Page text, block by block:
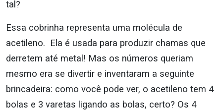
tal?
Essa cobrinha representa uma molécula de
acetileno. Ela é usada para produzir chamas que
derretem até metal! Mas os números queriam
mesmo era se divertir e inventaram a seguinte
brincadeira: como você pode ver, o acetileno tem 4
bolas e 3 varetas ligando as bolas, certo? Os 4